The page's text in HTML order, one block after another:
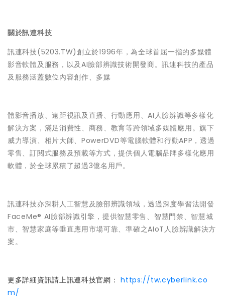
關於訊連科技
訊連科技(5203.TW)創立於1996年，為全球首屈一指的多媒體
影音軟體及服務，以及AI臉部辨識技術開發商。訊連科技的產品
及服務涵蓋數位內容創作、多媒
體影音播放、遠距視訊及直播、行動應用、AI人臉辨識等多樣化
解決方案，滿足消費性、商務、教育等跨領域多媒體應用。旗下
威力導演、相片大師、PowerDVD等電腦軟體和行動APP，透過
零售、訂閱式服務及預載等方式，提供個人電腦品牌多樣化應用
軟體，於全球累積了超過3億名用戶。
訊連科技亦深耕人工智慧及臉部辨識領域，透過深度學習法開發
FaceMe® AI臉部辨識引擎，提供智慧零售、智慧門禁、智慧城
市、智慧家庭等垂直應用市場可靠、準確之AIoT人臉辨識解決方
案。
更多詳細資訊請上訊連科技官網： https://tw.cyberlink.co
m/